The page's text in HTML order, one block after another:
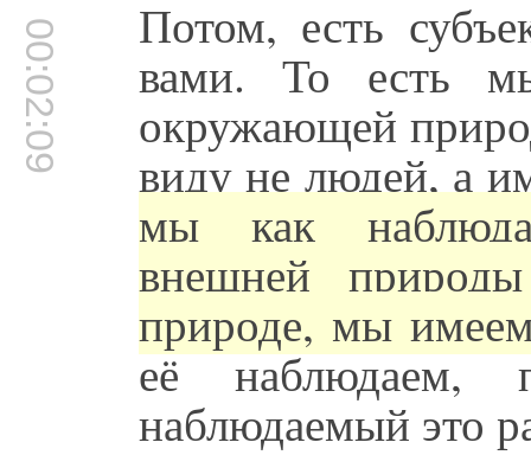
00:02:09 Потом, есть
вами. То есть
окружающей
виду не людей, а
мы как
внешней
природе, мы имеем
её наблюдаем,
наблюдаемый это